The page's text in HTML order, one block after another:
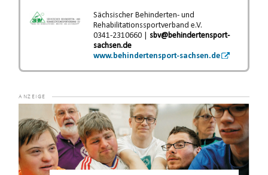
Sächsischer Behinderten- und
Rehabilitationssportverband e.V.
0341-2310660 | sbv@behindertensport-
sachsen.de
www.behindertensport-sachsen.de
Player